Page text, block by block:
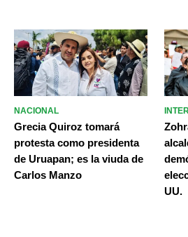
NACIONAL
Grecia Quiroz tomará
protesta como presidenta
de Uruapan; es la viuda de
Carlos Manzo
UU.